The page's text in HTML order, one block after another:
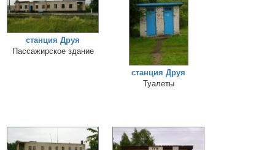
станция Друя
Пассажирское здание
станция Друя
Туалеты